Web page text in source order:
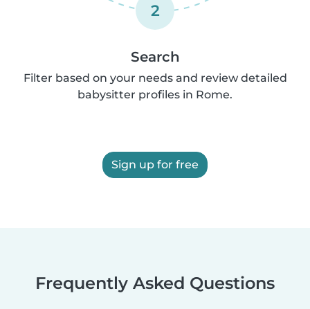
2
Search
Filter based on your needs and review detailed
babysitter profiles in Rome.
Sign up for free
Frequently Asked Questions